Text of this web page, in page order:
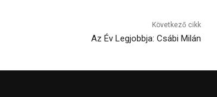
Következő cikk
Az Év Legjobbja: Csábi Milán